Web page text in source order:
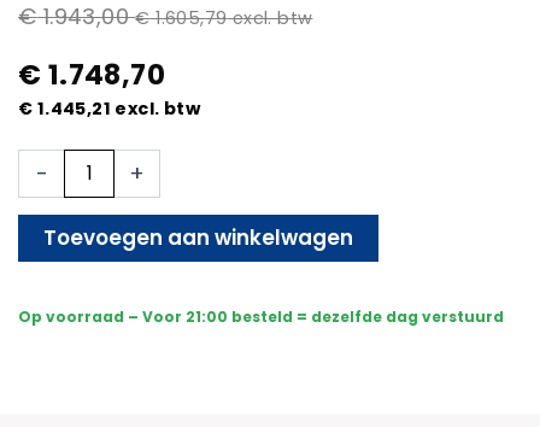
€1.943,00 €1.605,79excl. btw
€ 1.748,70
€ 1.445,21 excl. btw
-
Beveiligingscamera
Draadloos
Dome
+
Toevoegen aan winkelwagen
Op voorraad – Voor 21:00 besteld = dezelfde dag verstuurd